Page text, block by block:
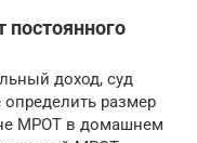
постоянного
доход, суд
размер
МРОТ в домашнем